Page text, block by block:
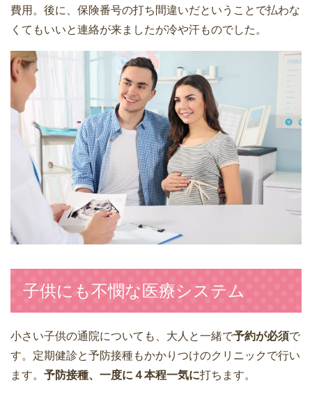
費用。後に、保険番号の打ち間違いだということで払わな
くてもいいと連絡が来ましたが冷や汗ものでした。
子供にも不憫な医療システム
小さい子供の通院についても、大人と一緒で予約が必須で
す。定期健診と予防接種もかかりつけのクリニックで行い
ます。 予防接種、一度に４本程一気に打ちます。